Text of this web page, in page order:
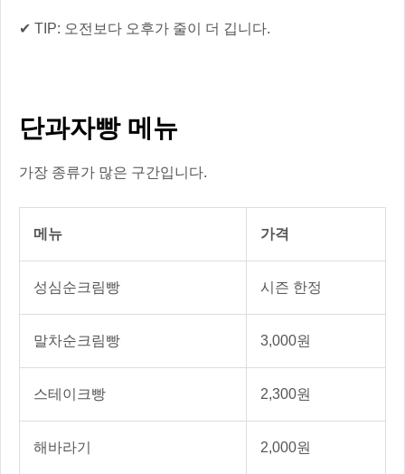
✔ TIP: 오전보다 오후가 줄이 더 깁니다.
단과자빵 메뉴
가장 종류가 많은 구간입니다.
메뉴 가격
성심순크림빵 시즌 한정
말차순크림빵 3,000원
스테이크빵 2,300원
해바라기 2,000원